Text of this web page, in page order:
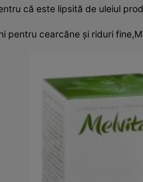
că este lipsită de uleiul
pentru cearcăne şi riduri